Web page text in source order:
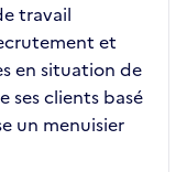
travail
et
en situation de
ses clients basé
un menuisier